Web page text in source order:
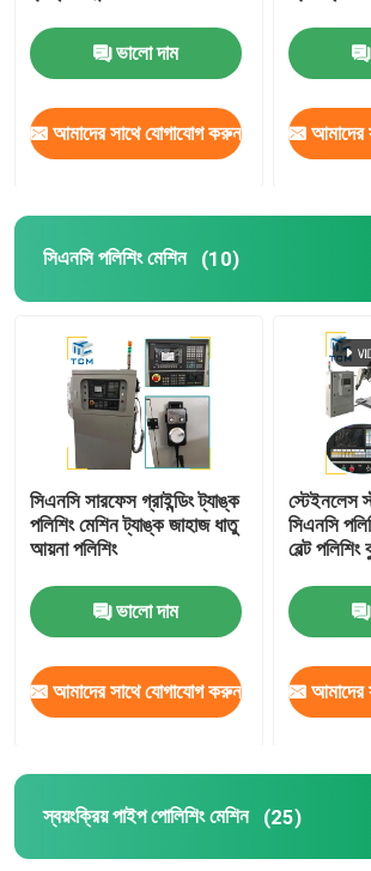
ওয়েল্ডিং পোলিশিং মেশিন
শঙ্কু বাঁকানো মেশিন
ভালো দাম
আমাদের সাথে যোগাযোগ করুন আমাদের
সিএনসি পলিশিং মেশিন (10)
সিএনসি সারফেস গ্রাইন্ডিং ট্যাঙ্ক
পলিশিং মেশিন ট্যাঙ্ক জাহাজ ধাতু
আয়না পলিশিং
ভালো দাম
আমাদের সাথে যোগাযোগ করুন
স্টেইনলেস
সিএনসি
বেল্ট
আমাদের
স্বয়ংক্রিয় পাইপ পোলিশিং মেশিন (25)